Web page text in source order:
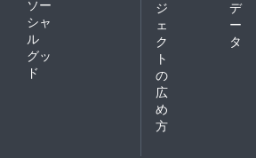
ソー
シャ
ル
グッ
ド
ジ
ェ
ク
ト
の
広
め
方
デ
ー
タ